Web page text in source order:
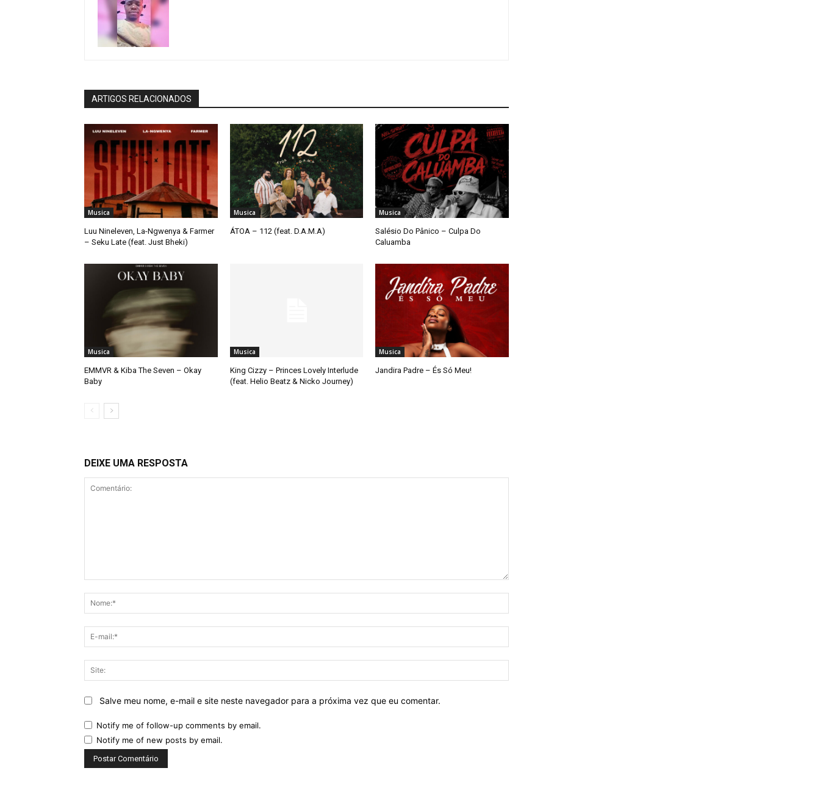
ARTIGOS RELACIONADOS
Musica
Luu Nineleven, La-Ngwenya & Farmer
– Seku Late (feat. Just Bheki)
Musica
ÁTOA – 112 (feat. D.A.M.A)
Musica
Salésio Do Pânico – Culpa Do
Caluamba
Musica
EMMVR & Kiba The Seven – Okay
Baby
Musica
King Cizzy – Princes Lovely Interlude
(feat. Helio Beatz & Nicko Journey)
Musica
Jandira Padre – És Só Meu!
DEIXE UMA RESPOSTA
mail:*
Salve meu nome, e-mail e site neste navegador para a próxima vez que eu comentar.
Notify me of follow-up comments by email.
Notify me of new posts by email.